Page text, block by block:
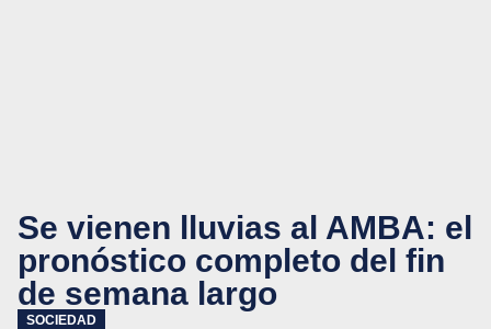
Se vienen lluvias al AMBA: el
pronóstico completo del fin
de semana largo
SOCIEDAD